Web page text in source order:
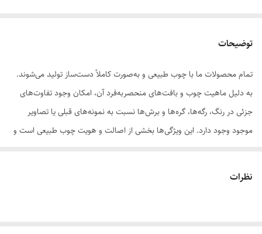
توضیحات
تمام محصولات ما با چوب طبیعی و به‌صورت کاملاً دست‌ساز تولید می‌شوند.
به دلیل ماهیت چوب و بافت‌های منحصر‌به‌فرد آن، امکان وجود تفاوت‌های
جزئی در رنگ، رگه‌ها، گره‌ها و برش‌ها نسبت به نمونه‌های قبلی یا تصاویر
موجود وجود دارد. این ویژگی‌ها بخشی از اصالت و هویت چوب طبیعی است و
نظرات